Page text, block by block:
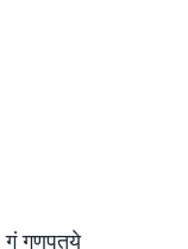
गं गणपतये